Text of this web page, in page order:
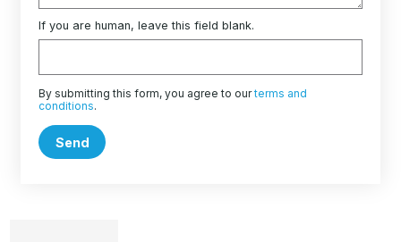
If you are human, leave this field blank.
By submitting this form, you agree to ourterms and
conditions.
Send